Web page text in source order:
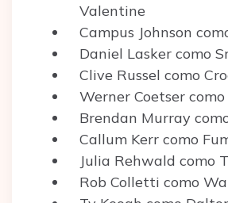
Valentine
Campus Johnson
Daniel Lasker como
Clive Russel como
Werner Coetser
Brendan Murray
Callum Kerr como
Julia Rehwald como
Rob Colletti como